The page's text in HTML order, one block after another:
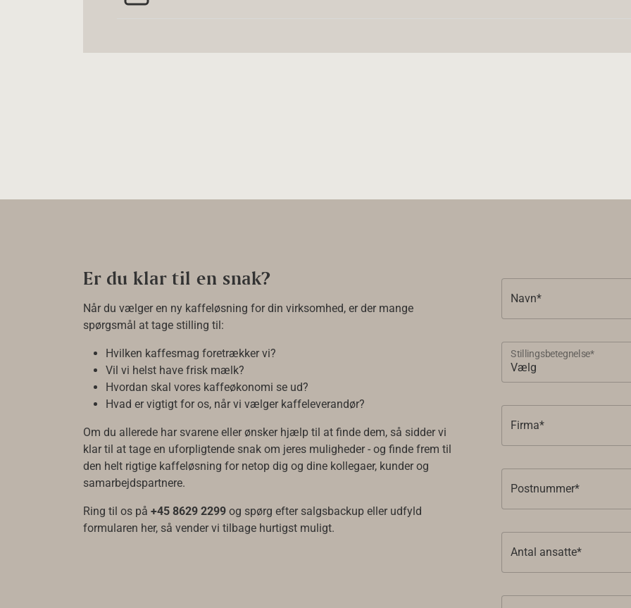
Er du klar til en snak?
Når du vælger en ny kaffeløsning for din virksomhed, er der mange
spørgsmål at tage stilling til:
Hvilken kaffesmag foretrækker vi?
Vil vi helst have frisk mælk?
Hvordan skal vores kaffeøkonomi se ud?
Hvad er vigtigt for os, når vi vælger kaffeleverandør?
Om du allerede har svarene eller ønsker hjælp til at finde dem, så sidder vi
klar til at tage en uforpligtende snak om jeres muligheder - og finde frem til
den helt rigtige kaffeløsning for netop dig og dine kollegaer, kunder og
samarbejdspartnere.
Ring til os på +45 8629 2299 og spørg efter salgsbackup eller udfyld
formularen her, så vender vi tilbage hurtigst muligt.
Navn*
Stillingsbetegnelse*
Firma*
Postnummer*
Antal ansatte*